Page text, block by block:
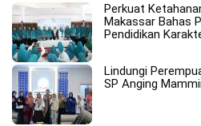
Perkuat
Makassar Bahas
Pendidikan
Lindungi
SP Anging